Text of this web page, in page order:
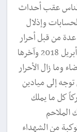
عقب أحداث
وإذلال
من قبل أحرار
حيمة تعز في 19 ديسمبر 2017، وفي 15 أبريل 2018 وآخرها
وما زال الأحرار
إلى ميادين
كل ما يملك
من الشهداء